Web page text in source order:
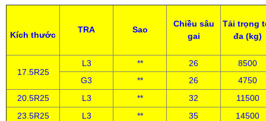
Kích thước
TRA Sao
Chiều sâu
gai
Tải trọng
đa (kg)
17.5R25
L3 ** 26
8500
G3
** 26
4750
20.5R25
L3 ** 32
11500
23.5R25
L3 ** 35
14500